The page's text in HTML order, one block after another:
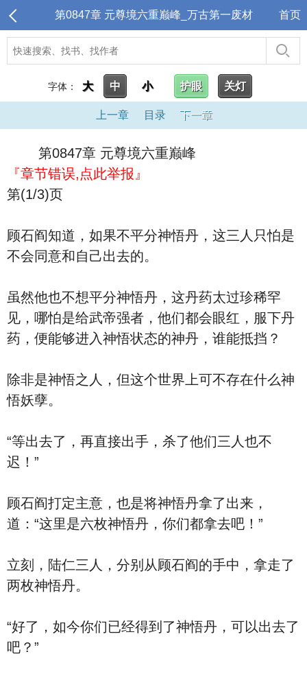
第0847章 元尊境六重巅峰_万古第一废材 首页
字体： 大 中 小 护眼 关灯
上一章 目录 下一章
第0847章 元尊境六重巅峰
『章节错误,点此举报』
第(1/3)页
顾石阎知道，如果不平分神悟丹，这三人只怕是
不会同意和自己出去的。
虽然他也不想平分神悟丹，这丹药太过珍稀罕
见，哪怕是给武帝强者，他们都会眼红，服下丹
药，便能够进入神悟状态的神丹，谁能抵挡？
除非是神悟之人，但这个世界上可不存在什么神
悟妖孽。
“等出去了，再直接出手，杀了他们三人也不
迟！”
顾石阎打定主意，也是将神悟丹拿了出来，
道：“这里是六枚神悟丹，你们都拿去吧！”
立刻，陆仁三人，分别从顾石阎的手中，拿走了
两枚神悟丹。
“好了，如今你们已经得到了神悟丹，可以出去了
吧？”